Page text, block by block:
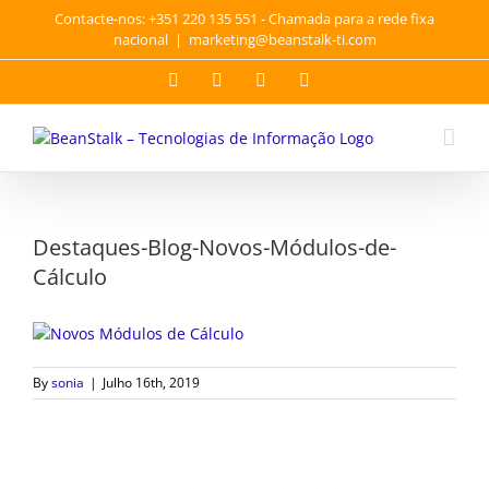
content
Contacte-nos: +351 220 135 551 - Chamada para a rede fixa
nacional | marketing@beanstalk-ti.com
FacebookTwitter YouTube
Destaques-Blog-Novos-Módulos-de-
Cálculo
Bysonia | Julho 16th, 2019